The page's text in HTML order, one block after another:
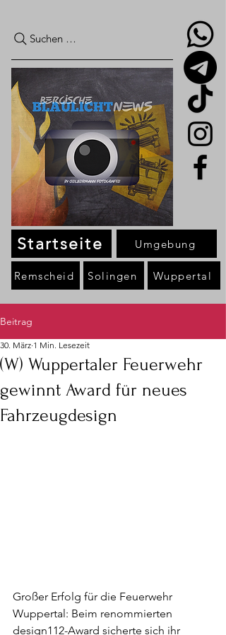
Suchen …
Startseite
Remscheid Solingen Wuppertal
Umgebung
Beitrag
(W) Wuppertaler Feuerwehr
gewinnt Award für neues
Fahrzeugdesign
30. März 1 Min. Lesezeit
Großer Erfolg für die Feuerwehr
Wuppertal: Beim renommierten
design112-Award sicherte sich ihr